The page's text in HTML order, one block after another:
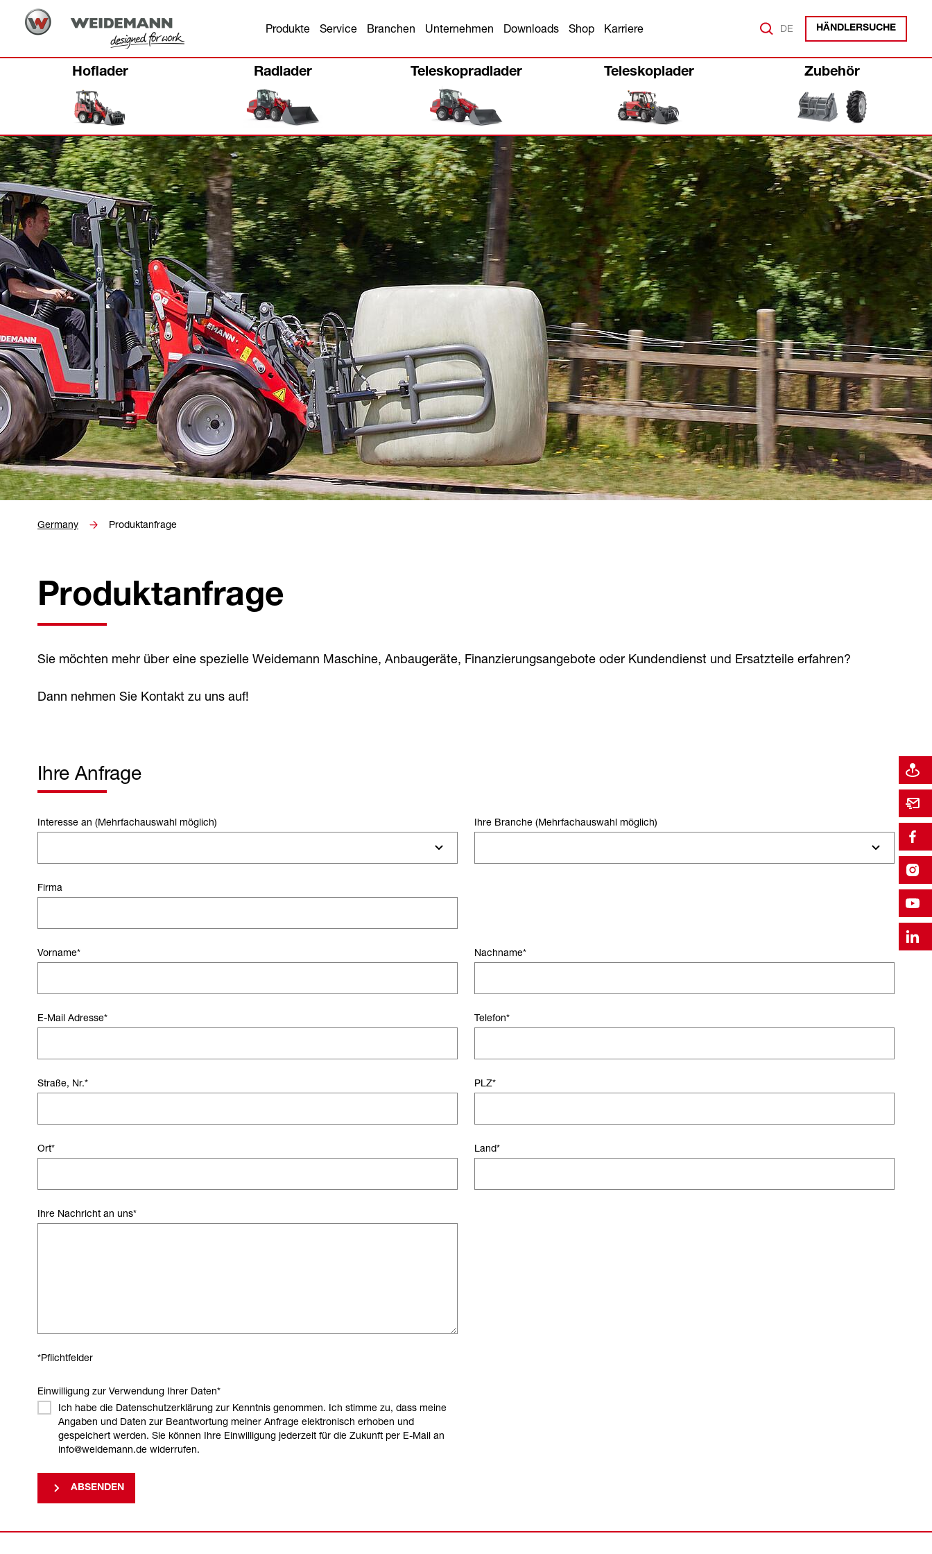
Produkte Service Branchen Unternehmen Downloads Shop Karriere DE HÄNDLERSUCHE
Hoflader Radlader Teleskopradlader Teleskoplader Zubehör
Germany Produktanfrage
Produktanfrage
Sie möchten mehr über eine spezielle Weidemann Maschine, Anbaugeräte, Finanzierungsangebote oder Kundendienst und Ersatzteile erfahren?
Dann nehmen Sie Kontakt zu uns auf!
Ihre Anfrage
Interesse an (Mehrfachauswahl möglich) Ihre Branche (Mehrfachauswahl möglich)
Firma
Vorname* Nachname*
E-Mail Adresse* Telefon*
Straße, Nr.* PLZ*
Ort* Land*
Ihre Nachricht an uns*
*Pflichtfelder
Einwilligung zur Verwendung Ihrer Daten*
Ich habe die Datenschutzerklärung zur Kenntnis genommen. Ich stimme zu, dass meine
Angaben und Daten zur Beantwortung meiner Anfrage elektronisch erhoben und
gespeichert werden. Sie können Ihre Einwilligung jederzeit für die Zukunft per E-Mail an
info@weidemann.de widerrufen.
ABSENDEN